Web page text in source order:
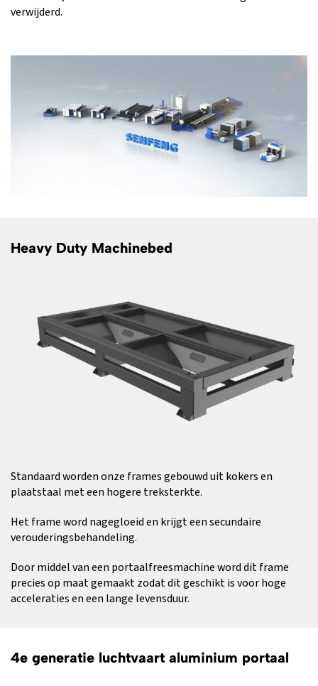
verwijderd.
Heavy Duty Machinebed
Standaard worden onze frames gebouwd uit kokers en
plaatstaal met een hogere treksterkte.
Het frame word nagegloeid en krijgt een secundaire
verouderingsbehandeling.
Door middel van een portaalfreesmachine word dit frame
precies op maat gemaakt zodat dit geschikt is voor hoge
acceleraties en een lange levensduur.
4e generatie luchtvaart aluminium portaal